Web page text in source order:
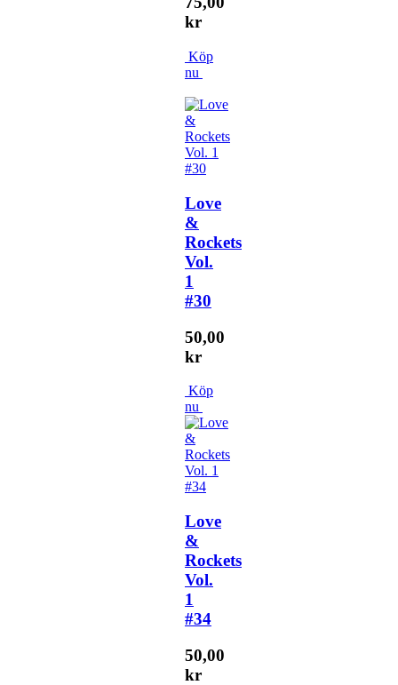
kr
Köp
nu
Love
&
Rockets
Vol.
1
#30
50,00
kr
Köp
nu
Love
&
Rockets
Vol.
1
#34
50,00
kr